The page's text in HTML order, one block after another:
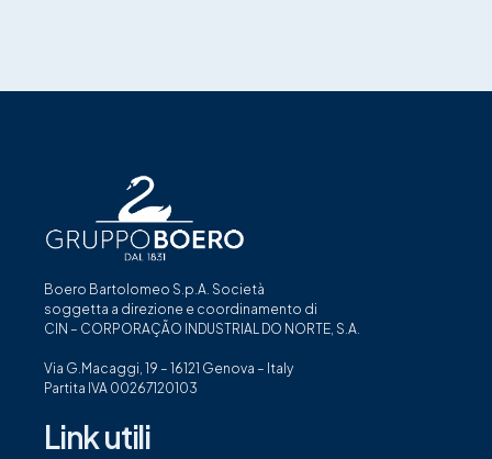
Boero Bartolomeo S.p.A. Società
soggetta a direzione e coordinamento di
CIN – CORPORAÇÃO INDUSTRIAL DO NORTE, S.A.
Via G.Macaggi, 19 – 16121 Genova – Italy
Partita IVA 00267120103
Link utili